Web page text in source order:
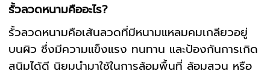
รั้วลวดหนามคืออะไร?
รั้วลวดหนามคือเส้นลวดที่มีหนามแหลมคมเกลียวอยู่
บนผิว ซึ่งมีความแข็งแรง ทนทาน และป้องกันการเกิด
สนิมได้ดี นิยมนำมาใช้ในการล้อมพื้นที่ ล้อมสวน หรือ